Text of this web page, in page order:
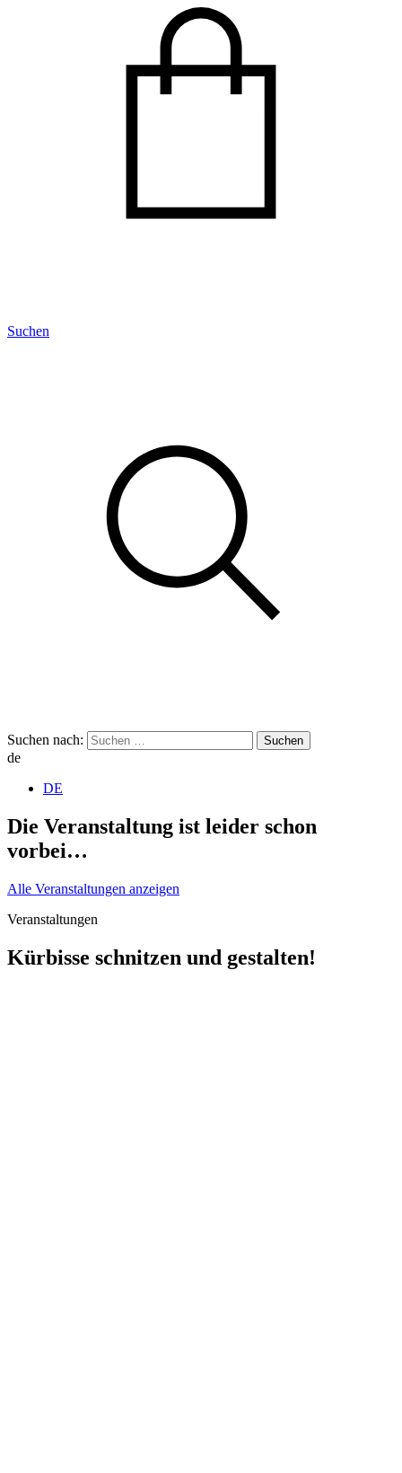
Suchen
Suchen nach:
de
DE
Die Veranstaltung ist leider schon
vorbei…
Alle Veranstaltungen anzeigen
Veranstaltungen
Kürbisse schnitzen und gestalten!